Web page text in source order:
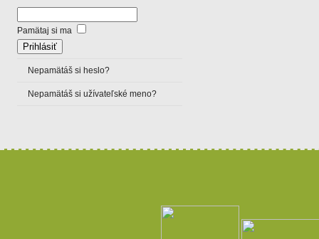
Pamätaj si ma
Nepamätáš si heslo?
Nepamätáš si užívateľské meno?